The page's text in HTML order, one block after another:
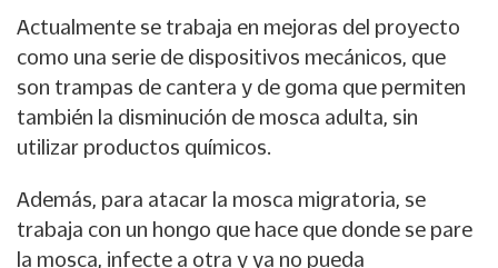
Actualmente se trabaja en mejoras del proyecto
como una serie de dispositivos mecánicos, que
son trampas de cantera y de goma que permiten
también la disminución de mosca adulta, sin
utilizar productos químicos.
Además, para atacar la mosca migratoria, se
trabaja con un hongo que hace que donde se pare
la mosca, infecte a otra y ya no pueda